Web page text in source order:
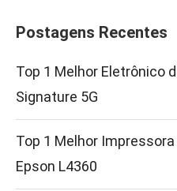
Postagens Recentes
Top 1 Melhor Eletrônico
Signature 5G
Top 1 Melhor
Epson L4360